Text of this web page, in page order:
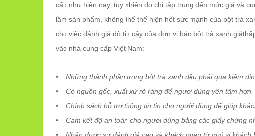
cấp như hiện nay, tuy nhiên do chỉ tập trung đến mức giá và
lầm sản phẩm, không thể thể hiện hết sức mạnh của bột trà
cho việc đánh giá độ tin cậy của đơn vị bán bột trà xanh
vào nhà cung cấp Việt Nam:
• Những thành phần trong bột trà xanh đều phải qua kiểm
• Có nguồn gốc, xuất xứ rõ ràng để người dùng yên tâm hơn.
• Chính sách hỗ trợ thông tin tin cho người dùng để giúp
• Cam kết độ an toàn cho người dùng bằng các giấy chứng
• Nhận được sự đánh giá cao và khách quan từ quý vị khách